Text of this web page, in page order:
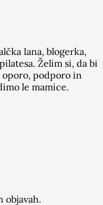
Iana, blogerka,
Želim si, da bi
oporo, podporo in
le mamice.
objavah.